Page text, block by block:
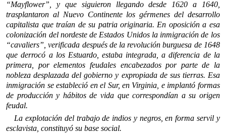
“Mayflower”, y que siguieron llegando desde 1620 a 1640,
trasplantaron al Nuevo Continente los gér­menes del desarrollo
capitalista que traían de su patria originaria. En oposición a esa
colonización del nordeste de Estados Unidos la inmigra­ción de los
“cavaliers”, verificada después de la revolución burguesa de 1648
que derrocó a los Estuardo, estaba integrada, a diferencia de la
primera, por elementos feudales encabezados por parte de la
nobleza desplazada del gobierno y expropiada de sus tierras. Esa
inmigración se estableció en el Sur, en Virginia, e implantó formas
de producción y hábitos de vida que correspondían a su origen
feudal.
La explotación del trabajo de indios y negros, en forma servil y
escla­vista, constituyó su base social.